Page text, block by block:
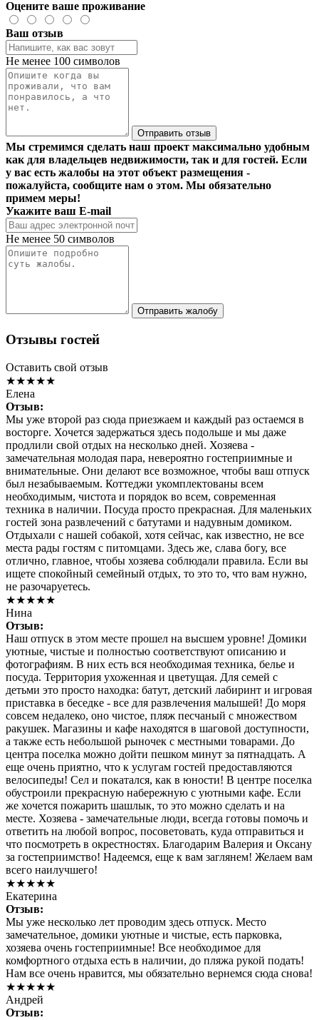
Оцените ваше проживание
Ваш отзыв
Не менее 100 символов
Отправить отзыв
Мы стремимся сделать наш проект максимально удобным
как для владельцев недвижимости, так и для гостей. Если
у вас есть жалобы на этот объект размещения -
пожалуйста, сообщите нам о этом. Мы обязательно
примем меры!
Укажите ваш E-mail
Не менее 50 символов
Отправить жалобу
Отзывы гостей
Оставить свой отзыв
★★★★★
Елена
Отзыв:
Мы уже второй раз сюда приезжаем и каждый раз остаемся в
восторге. Хочется задержаться здесь подольше и мы даже
продлили свой отдых на несколько дней. Хозяева -
замечательная молодая пара, невероятно гостеприимные и
внимательные. Они делают все возможное, чтобы ваш отпуск
был незабываемым. Коттеджи укомплектованы всем
необходимым, чистота и порядок во всем, современная
техника в наличии. Посуда просто прекрасная. Для маленьких
гостей зона развлечений с батутами и надувным домиком.
Отдыхали с нашей собакой, хотя сейчас, как известно, не все
места рады гостям с питомцами. Здесь же, слава богу, все
отлично, главное, чтобы хозяева соблюдали правила. Если вы
ищете спокойный семейный отдых, то это то, что вам нужно,
не разочаруетесь.
★★★★★
Нина
Отзыв:
Наш отпуск в этом месте прошел на высшем уровне! Домики
уютные, чистые и полностью соответствуют описанию и
фотографиям. В них есть вся необходимая техника, белье и
посуда. Территория ухоженная и цветущая. Для семей с
детьми это просто находка: батут, детский лабиринт и игровая
приставка в беседке - все для развлечения малышей! До моря
совсем недалеко, оно чистое, пляж песчаный с множеством
ракушек. Магазины и кафе находятся в шаговой доступности,
а также есть небольшой рыночек с местными товарами. До
центра поселка можно дойти пешком минут за пятнадцать. А
еще очень приятно, что к услугам гостей предоставляются
велосипеды! Сел и покатался, как в юности! В центре поселка
обустроили прекрасную набережную с уютными кафе. Если
же хочется пожарить шашлык, то это можно сделать и на
месте. Хозяева - замечательные люди, всегда готовы помочь и
ответить на любой вопрос, посоветовать, куда отправиться и
что посмотреть в окрестностях. Благодарим Валерия и Оксану
за гостеприимство! Надеемся, еще к вам заглянем! Желаем вам
всего наилучшего!
★★★★★
Екатерина
Отзыв:
Мы уже несколько лет проводим здесь отпуск. Место
замечательное, домики уютные и чистые, есть парковка,
хозяева очень гостеприимные! Все необходимое для
комфортного отдыха есть в наличии, до пляжа рукой подать!
Нам все очень нравится, мы обязательно вернемся сюда снова!
★★★★★
Андрей
Отзыв: